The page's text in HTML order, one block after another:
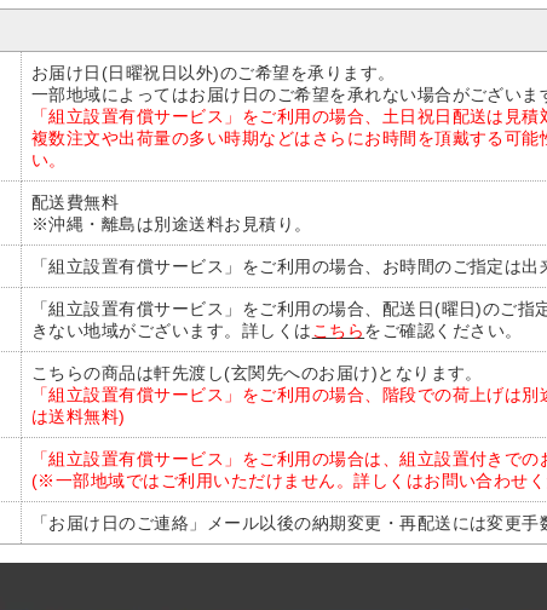
お届け日(日曜祝日以外)のご希望を承ります。
一部地域によってはお届け日のご希望を承れない場合がございま
「組立設置有償サービス」をご利用の場合、土日祝日配送は見積
複数注文や出荷量の多い時期などはさらにお時間を頂戴する可
い。
配送費無料
※沖縄・離島は別途送料お見積り。
「組立設置有償サービス」をご利用の場合、お時間のご指定は
「組立設置有償サービス」をご利用の場合、配送日(曜日)のご
きない地域がございます。詳しくは こちらをご確認ください。
こちらの商品は軒先渡し(玄関先へのお届け)となります。
「組立設置有償サービス」をご利用の場合、階段での荷上げは
は送料無料)
「組立設置有償サービス」をご利用の場合は、組立設置付きでの
(※一部地域ではご利用いただけません。詳しくはお問い合わせ
「お届け日のご連絡」メール以後の納期変更・再配送には変更